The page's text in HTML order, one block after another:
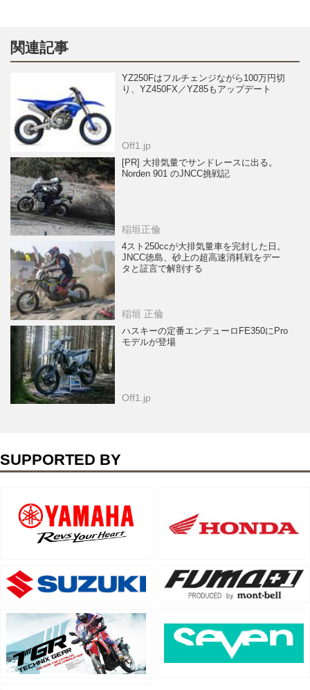
関連記事
YZ250Fはフルチェンジながら100万円切
り、YZ450FX／YZ85もアップデート
Off1.jp
[PR] 大排気量でサンドレースに出る。
Norden 901 のJNCC挑戦記
稲垣正倫
4スト250ccが大排気量車を完封した日。
JNCC徳島、砂上の超高速消耗戦をデー
タと証言で解剖する
稲垣 正倫
ハスキーの定番エンデューロFE350にPro
モデルが登場
Off1.jp
SUPPORTED BY